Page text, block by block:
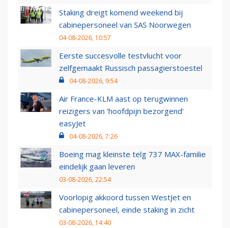
Staking dreigt komend weekend bij
cabinepersoneel van SAS Noorwegen
04-08-2026, 10:57
Eerste succesvolle testvlucht voor
zelfgemaakt Russisch passagierstoestel
04-08-2026, 9:54
Air France-KLM aast op terugwinnen
reizigers van ‘hoofdpijn bezorgend’
easyJet
04-08-2026, 7:26
Boeing mag kleinste telg 737 MAX-familie
eindelijk gaan leveren
03-08-2026, 22:54
Voorlopig akkoord tussen WestJet en
cabinepersoneel, einde staking in zicht
03-08-2026, 14:40